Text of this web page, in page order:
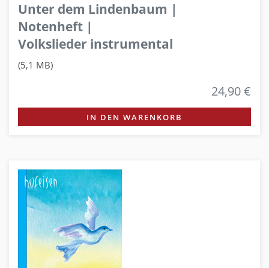
Unter dem Lindenbaum |
Notenheft |
Volkslieder instrumental
(5,1 MB)
24,90 €
IN DEN WARENKORB